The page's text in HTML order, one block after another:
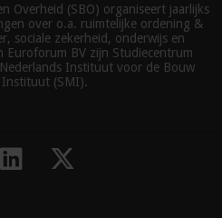
Overheid (SBO) organiseert jaarlijks
over o.a. ruimtelijke ordening &
sociale zekerheid, onderwijs en
Euroforum BV zijn Studiecentrum
Instituut voor de Bouw
Instituut (SMI).